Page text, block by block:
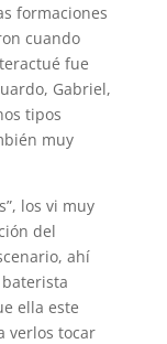
formaciones
cuando
fue
Gabriel,
tipos
muy
los vi muy
del
ahí
ella este
verlos tocar